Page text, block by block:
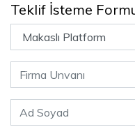
Teklif İsteme